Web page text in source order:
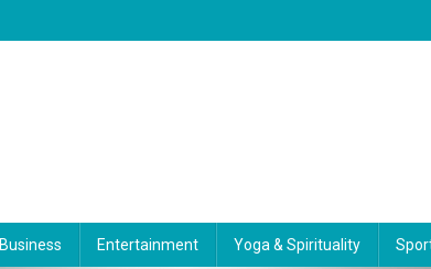
Business Entertainment Yoga & Spirituality